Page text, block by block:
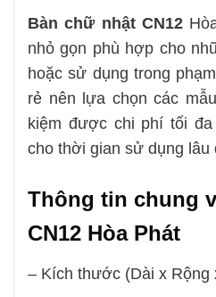
Bàn chữ nhật CN12
nhỏ gọn phù hợp cho
hoặc sử dụng trong
rẻ nên lựa chọn các
kiệm được chi phí tối
cho thời gian sử dụng lâu
Thông tin chung
CN12 Hòa Phát
– Kích thước (Dài x Rộng